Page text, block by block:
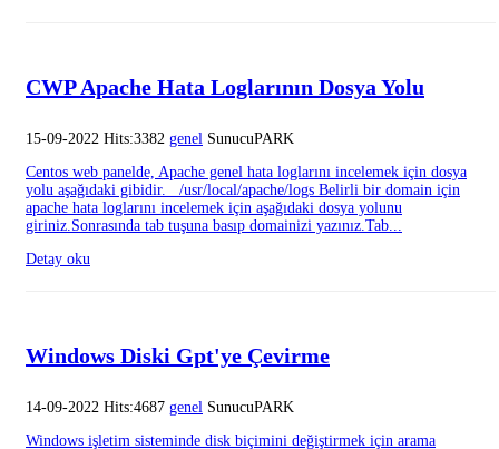
CWP Apache Hata Loglarının Dosya Yolu
15-09-2022 Hits:3382 genel SunucuPARK
Centos web panelde, Apache genel hata loglarını incelemek için dosya
yolu aşağıdaki gibidir. /usr/local/apache/logs Belirli bir domain için
apache hata loglarını incelemek için aşağıdaki dosya yolunu
giriniz.Sonrasında tab tuşuna basıp domainizi yazınız.Tab...
Detay oku
Windows Diski Gpt'ye Çevirme
14-09-2022 Hits:4687 genel SunucuPARK
Windows işletim sisteminde disk biçimini değiştirmek için arama